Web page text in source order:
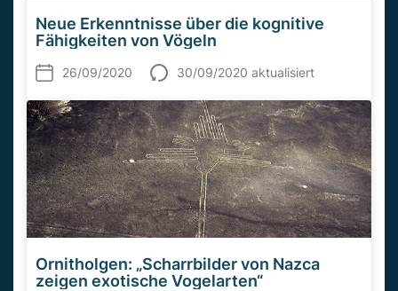
Neue Erkenntnisse über die kognitive
Fähigkeiten von Vögeln
26/09/2020 30/09/2020 aktualisiert
Ornitholgen: „Scharrbilder von Nazca
zeigen exotische Vogelarten“